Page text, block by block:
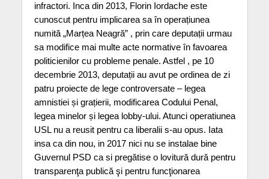
infractori. Inca din 2013, Florin Iordache este
cunoscut pentru implicarea sa în operațiunea
numită „Marțea Neagră” , prin care deputații urmau
sa modifice mai multe acte normative în favoarea
politicienilor cu probleme penale. Astfel , pe 10
decembrie 2013, deputații au avut pe ordinea de zi
patru pro­iecte de lege controversate – legea
amnistiei și grațierii, modifica­rea Codului Penal,
legea minelor și legea lobby-ului. Atunci operatiunea
USL nu a reusit pentru ca liberalii s-au opus. Iata
insa ca din nou, in 2017 nici nu se instalae bine
Guvernul PSD ca si pregătise o lovitură dură pentru
transparenţa publică şi pentru funcţionarea